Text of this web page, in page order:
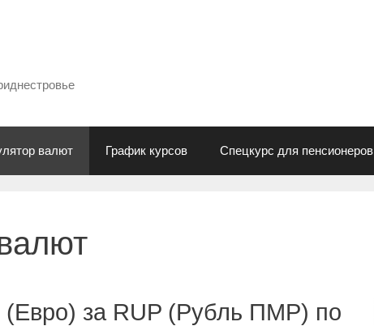
валют График курсов Спецкурс для пенсионеров
(Евро) за RUP (Рубль ПМР) по